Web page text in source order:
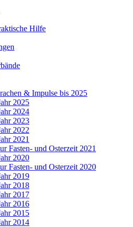
Hilfe
& Impulse bis 2025
2025
2024
2023
2022
2021
Fasten- und Osterzeit 2021
2020
Fasten- und Osterzeit 2020
2019
2018
2017
2016
2015
2014